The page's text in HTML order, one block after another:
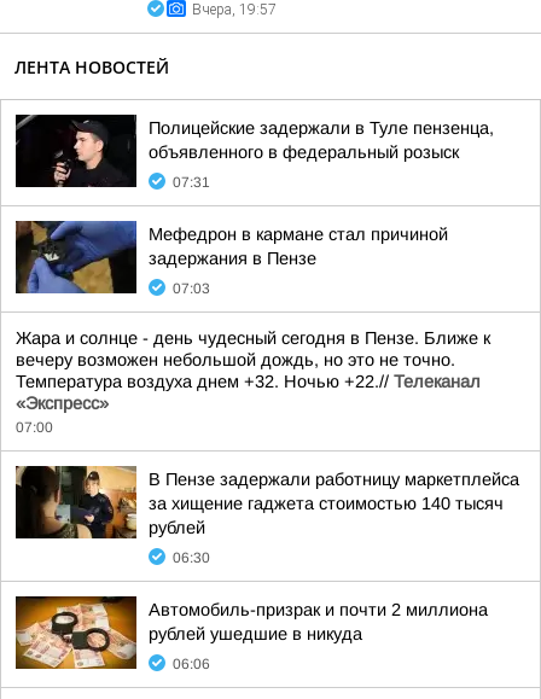
Вчера, 19:57
ЛЕНТА НОВОСТЕЙ
Полицейские задержали в Туле пензенца,
объявленного в федеральный розыск
07:31
Мефедрон в кармане стал причиной
задержания в Пензе
07:03
Жара и солнце - день чудесный сегодня в Пензе. Ближе к
вечеру возможен небольшой дождь, но это не точно.
Температура воздуха днем +32. Ночью +22.// Телеканал
«Экспресс»
07:00
В Пензе задержали работницу маркетплейса
за хищение гаджета стоимостью 140 тысяч
рублей
06:30
Автомобиль-призрак и почти 2 миллиона
рублей ушедшие в никуда
06:06